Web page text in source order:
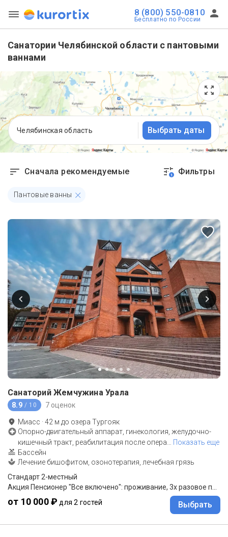
8 (800) 550-0810
Бесплатно по России
Санатории Челябинской области с пантовыми
ваннами
Челябинская область Выбрать даты
Сначала рекомендуемые 1 Фильтры
Пантовые ванны
Санаторий Жемчужина Урала
8.9 / 10 7 оценок
Миасс ·42 м до озера Тургояк
Опорно-двигательный аппарат, гинекология, желудочно-
кишечный тракт, реабилитация после опера… Показать еще
Бассейн
Лечение бишофитом, озонотерапия, лечебная грязь
Стандарт 2-местный
Акция Пенсионер "Все включено": проживание, 3х разовое питание, лечение в подарок от 7 суток!
от 10 000 ₽ для 2 гостей Выбрать